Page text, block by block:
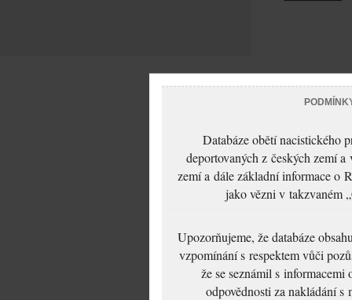
Databáze obětí nacistického
deportovaných z českých zemí
zemí a dále základní informace o
jako vězni v takzvaném
Upozorňujeme, že databáze
vzpomínání s respektem vůči
že se seznámil s
odpovědnosti za nakládání